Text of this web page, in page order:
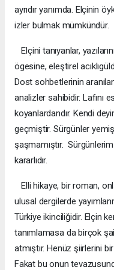
ayrıdır yanımda. Elçinin
izler bulmak mümkündür.
Elçini tanıyanlar,
ögesine, eleştirel
Dost sohbetlerinin aranılan
analizler sahibidir. Lafını
koyanlardandır. Kendi
geçmiştir. Sürgünler
şaşmamıştır. 
kararlıdır.
Elli hikaye, bir roman,
ulusal dergilerde
Türkiye ikinciliğidir. Elçin
tanımlamasa da birçok
atmıştır. Henüz şiirlerini
Fakat bu onun